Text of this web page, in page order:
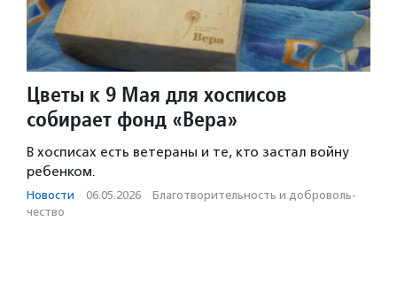
Цветы к 9 Мая для хосписов
собирает фонд «Вера»
В хосписах есть ветераны и те, кто застал войну
ребенком.
Новости · 06.05.2026 · Благотвори­тель­ность и доброволь­
чест­во